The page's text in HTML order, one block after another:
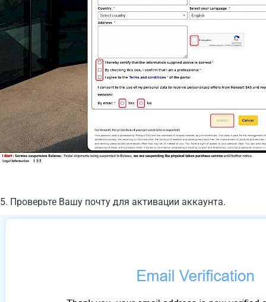
5. Проверьте Вашу почту для активации аккаунта.